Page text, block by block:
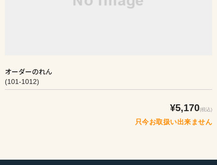
オーダーのれん
(101-1012)
¥5,170(税込)
只今お取扱い出来ません